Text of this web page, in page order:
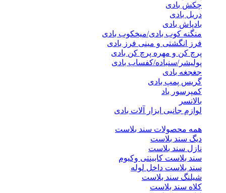
چکش بادی
دریل بادی
بادپاش بادی
منگنه کوب بادی/میخکوب بادی
فرز انگشتی و مینی فرز بادی
پرچ کن و مهره پرچ کن بادی
پولیشر/سنباده/کفساب بادی
جغجغه بادی
گریس پمپ بادی
کمپرسور باد
بالانسر
لوازم جانبی ابزار آلات بادی
همه محصولات سند بلاست
دیگ سند بلاست
نازل سند بلاست
سند بلاست کابینتی وکیوم
سند بلاست داخل لوله
شیلنگ سند بلاست
کلاه سند بلاست